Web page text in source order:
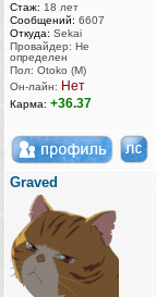
Стаж: 18 лет
Сообщений: 6607
Откуда: Sekai
Провайдер: Не
определен
Пол: Otoko (M)
Он-лайн: Нет
Карма: +36.37
Graved